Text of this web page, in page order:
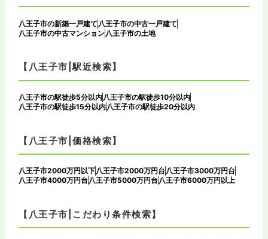
八王子市の新築一戸建て 八王子市の中古一戸建て
八王子市の中古マンション 八王子市の土地
【八王子市|駅近検索】
八王子市の駅徒歩5分以内八王子市の駅徒歩10分以内
八王子市の駅徒歩15分以内八王子市の駅徒歩20分以内
【八王子市|価格検索】
八王子市2000万円以下八王子市2000万円台八王子市3000万円台
八王子市4000万円台八王子市5000万円台八王子市6000万円以上
【八王子市|こだわり条件検索】